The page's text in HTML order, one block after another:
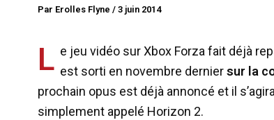
Par Erolles Flyne / 3 juin 2014
L e jeu vidéo sur Xbox Forza fait déjà
est sorti en novembre derniersur la
prochain opus est déjà annoncé et il
simplement appelé Horizon 2.